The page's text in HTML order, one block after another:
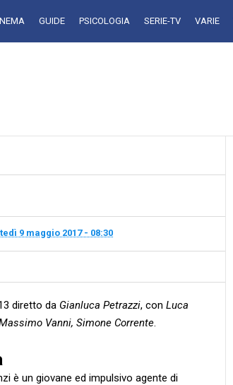
GUIDE PSICOLOGIA SERIE-TV VARIE
9 maggio 2017 - 08:30
diretto da Gianluca Petrazzi, con Luca
Vanni, Simone Corrente.
è un giovane ed impulsivo agente di